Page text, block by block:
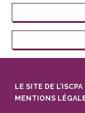
LE SITE DE L’ISCPA
MENTIONS